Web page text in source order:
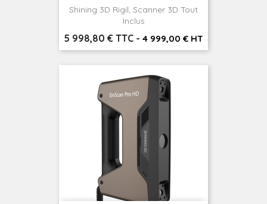
Shining 3D Rigil, Scanner 3D Tout
Inclus
Prix
5 998,80 € TTC - 4 999,00 € HT